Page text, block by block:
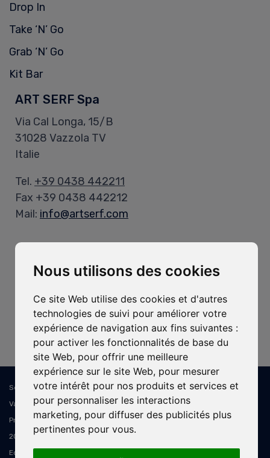
Nous utilisons des cookies
Ce site Web utilise des cookies et d'autres
technologies de suivi pour améliorer votre
expérience de navigation aux fins suivantes :
pour activer les fonctionnalités de base du
site Web, pour offrir une meilleure
expérience sur le site Web, pour mesurer
votre intérêt pour nos produits et services et
pour personnaliser les interactions
marketing, pour diffuser des publicités plus
pertinentes pour vous.
Drop In
Take ‘N’ Go
Grab ‘N’ Go
Kit Bar
ART SERF Spa
Via Cal Longa, 15/B
31028 Vazzola TV
Italie
Tel. +39 0438 442211
Fax +39 0438 442212
Mail: info@artserf.com
Lun-Ven, 8h-12h / 13h30-17h30
Entrepôt:
Lun-Ven, 8h-11h45 / 13h15-16h30
Sede Legale e Operativa: ART SERF Spa - Via Cal Longa, 15/B - 31028
Vazzola TV - Italia - C.F. e P.IVA: IT02394310268 - PEC: artserf@pec.it -
Prov. Ufficio Registro: Treviso - N. Reg. Imp. TV 02394310268 - REA TV-
207619 - Capitale Sociale 400.000,00 € i.v. - Soggetta a dir. e coord. di
Edim s.r.l.